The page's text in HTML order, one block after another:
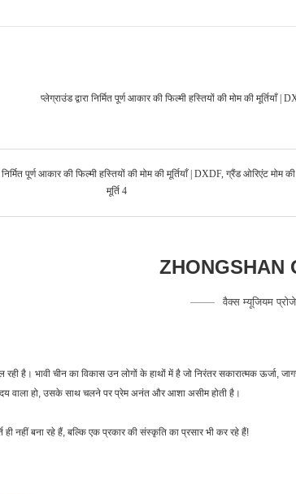
ZHONGSHAN
वैक्स म्यूजियम
रही है। भावी चीन का विकास उन लोगों के हाथों में है जो निरंतर सकारात्मक ऊर्जा,
वाला हो, उसके साथ चलने पर प्रेम अनंत और आशा असीम होती है।
ही नहीं बना रहे हैं, बल्कि एक प्रकार की संस्कृति का प्रसार भी कर रहे हैं!